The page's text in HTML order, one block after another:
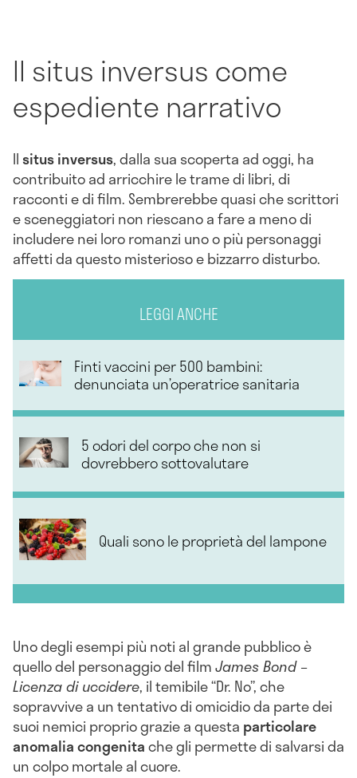
Il situs inversus come
espediente narrativo
Ilsitus inversus, dalla sua scoperta ad oggi, ha
contribuito ad arricchire le trame di libri, di
racconti e di film. Sembrerebbe quasi che scrittori
e sceneggiatori non riescano a fare a meno di
includere nei loro romanzi uno o più personaggi
affetti da questo misterioso e bizzarro disturbo.
LEGGI ANCHE
Finti vaccini per 500 bambini:
denunciata un’operatrice sanitaria
5 odori del corpo che non si
dovrebbero sottovalutare
Quali sono le proprietà del lampone
Uno degli esempi più noti al grande pubblico è
quello del personaggio del filmJames Bond –
Licenza di uccidere, il temibile “Dr. No”, che
sopravvive a un tentativo di omicidio da parte dei
suoi nemici proprio grazie a questa particolare
anomalia congenitache gli permette di salvarsi da
un colpo mortale al cuore.